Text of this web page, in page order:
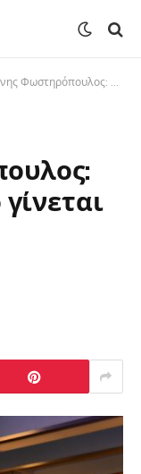
Το Παλαιό Φάληρο γίνεται ισχυρότερο και ασφαλέστερο